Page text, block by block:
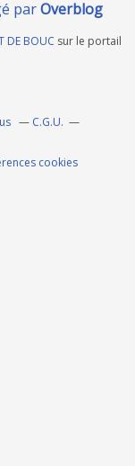
parOverblog
DE BOUC sur le portail
C.G.U.
cookies